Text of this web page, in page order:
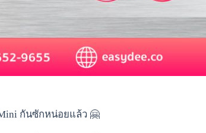
กันซักหน่อยแล้ว 🤗